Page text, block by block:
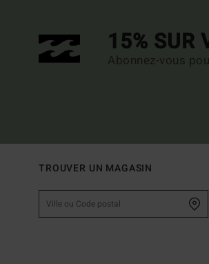
15% SUR
Abonnez-vous
TROUVER UN MAGASIN